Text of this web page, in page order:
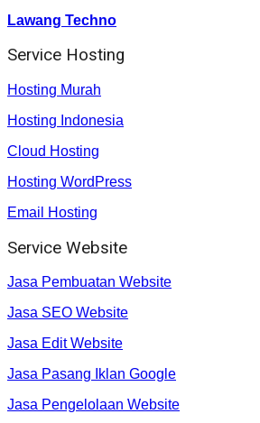
Lawang Techno
Service Hosting
Hosting Murah
Hosting Indonesia
Cloud Hosting
Hosting WordPress
Email Hosting
Service Website
Jasa Pembuatan Website
Jasa SEO Website
Jasa Edit Website
Jasa Pasang Iklan Google
Jasa Pengelolaan Website